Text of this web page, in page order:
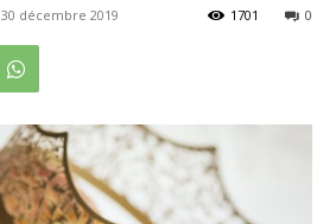
30 décembre 2019 0
1701